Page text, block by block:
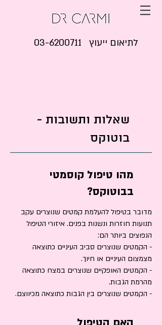
03-6200711 לתיאום ייעוץ
שאלות ותשובות -
בוטוקס
מהו טיפול קוסמטי
בבוטוקס?
מדובר בטיפול להעלמת קמטים שנוצרים עקב
תנועות חוזרות ונשנות בפנים. איזורי הטיפול
הנפוצים ביותר הם:
- הקמטים שנוצרים סביב העיניים כתוצאה
מצמצום העיניים או חיוך.
- הקמטים האופקיים שנוצרים במצח כתוצאה
מהרמת הגבות.
- הקמטים שנוצרים בין הגבות כתוצאה מכיווצם.